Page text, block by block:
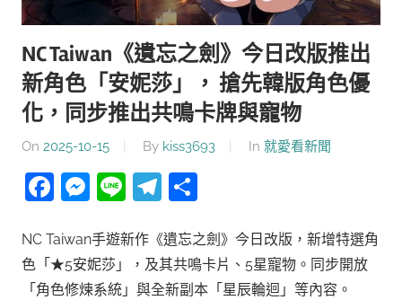
NC Taiwan《遺忘之劍》今日改版推出
新角色「安妮莎」， 搶先韓版角色優
化，同步推出共鳴卡牌與寵物
On 2025-10-15 By kiss3693 In 就愛看新聞
Facebook
Messenger
LineTelegram
NC Taiwan手遊新作《遺忘之劍》今日改版，新增特選角
色「★5安妮莎」，及其共鳴卡片、5星寵物。同步開放
「角色修煉系統」與全新副本「星辰輪迴」等內容。